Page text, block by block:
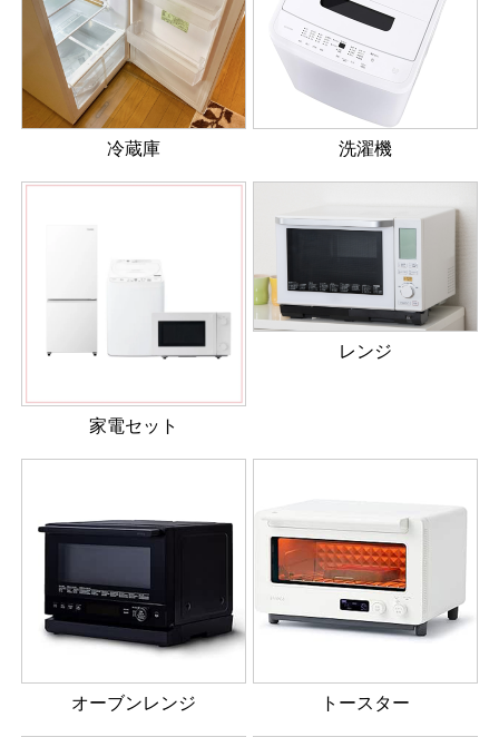
冷蔵庫 洗濯機
家電セット
レンジ
オーブンレンジ トースター